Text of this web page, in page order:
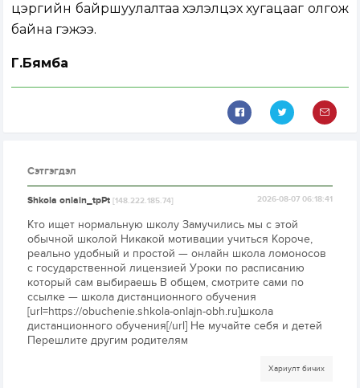
цэргийн байршуулалтаа хэлэлцэх хугацааг олгож
байна гэжээ.
Г.Бямба
Сэтгэгдэл
Shkola onlain_tpPt[148.222.185.74] 2026-08-07 06:18:41
Кто ищет нормальную школу Замучились мы с этой
обычной школой Никакой мотивации учиться Короче,
реально удобный и простой — онлайн школа ломоносов
с государственной лицензией Уроки по расписанию
который сам выбираешь В общем, смотрите сами по
ссылке — школа дистанционного обучения
[url=https://obuchenie.shkola-onlajn-obh.ru]школа
дистанционного обучения[/url] Не мучайте себя и детей
Перешлите другим родителям
Хариулт бичих